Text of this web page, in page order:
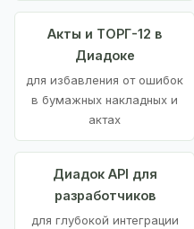
Акты и ТОРГ-12 в
Диадоке
для избавления от ошибок
в бумажных накладных и
актах
Диадок API для
разработчиков
для глубокой интеграции